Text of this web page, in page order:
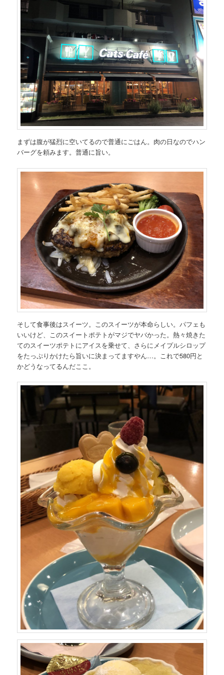
まずは腹が猛烈に空いてるので普通にごはん。肉の日なのでハン
バーグを頼みます。普通に旨い。
そして食事後はスイーツ。このスイーツが本命らしい。パフェも
いいけど、このスイートポテトがマジでヤバかった。熱々焼きた
てのスイーツポテトにアイスを乗せて、さらにメイプルシロップ
をたっぷりかけたら旨いに決まってますやん…。これで580円と
かどうなってるんだここ。